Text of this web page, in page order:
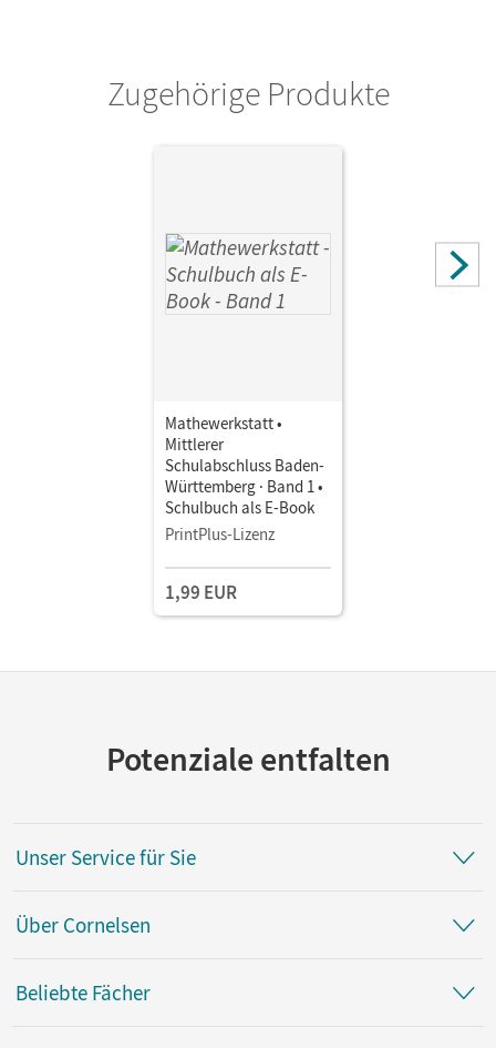
Zugehörige Produkte
Mathewerkstatt •
Mittlerer
Schulabschluss Baden-
Württemberg · Band 1 •
Schulbuch als E-Book
PrintPlus-Lizenz
1,99 EUR
Potenziale entfalten
Unser Service für Sie
Über Cornelsen
Beliebte Fächer